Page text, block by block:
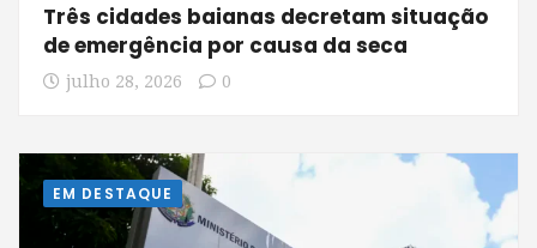
Três cidades baianas decretam situação
de emergência por causa da seca
julho 28, 2026 0
EM DESTAQUE